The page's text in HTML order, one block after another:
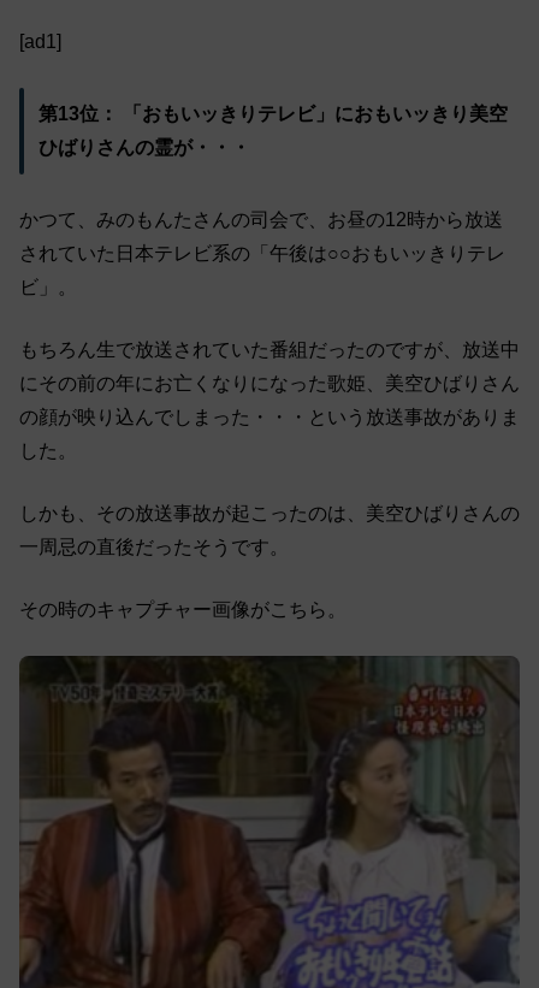
[ad1]
第13位： 「おもいッきりテレビ」におもいッきり美空
ひばりさんの霊が・・・
かつて、みのもんたさんの司会で、お昼の12時から放送
されていた日本テレビ系の「午後は○○おもいッきりテレ
ビ」。
もちろん生で放送されていた番組だったのですが、放送中
にその前の年にお亡くなりになった歌姫、美空ひばりさん
の顔が映り込んでしまった・・・という放送事故がありま
した。
しかも、その放送事故が起こったのは、美空ひばりさんの
一周忌の直後だったそうです。
その時のキャプチャー画像がこちら。